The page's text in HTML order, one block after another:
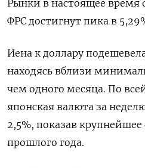
Рынки в настоящее время
ФРС достигнут пика в
Иена к доллару
находясь вблизи
чем одного месяца. По
японская валюта за
2,5%, показав крупнейшее
прошлого года.